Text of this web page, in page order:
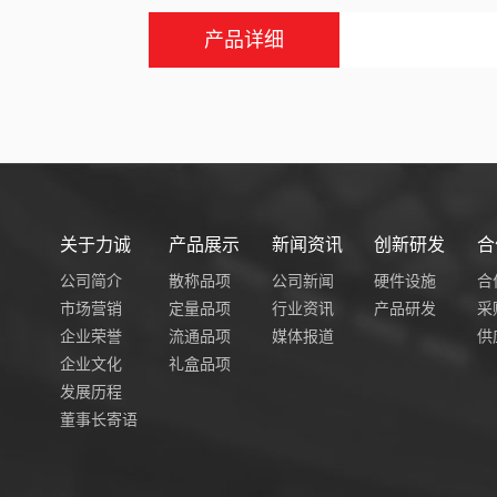
产品详细
关于力诚
公司简介
市场营销
企业荣誉
企业文化
发展历程
董事长寄语
产品展示
散称品项
定量品项
流通品项
礼盒品项
新闻资讯
公司新闻
行业资讯
媒体报道
创新研发
硬件设施
产品研发
合
采
供